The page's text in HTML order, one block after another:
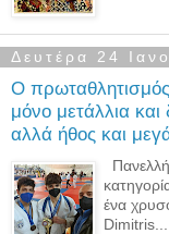
Δευτέρα 24
Ο πρωταθλητισμός
μόνο μετάλλια και
αλλά ήθος και
ένα
Dimitris...